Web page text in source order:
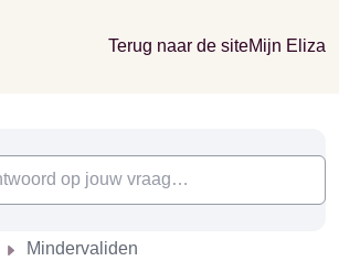
Terug naar de siteMijn Eliza
Mindervaliden